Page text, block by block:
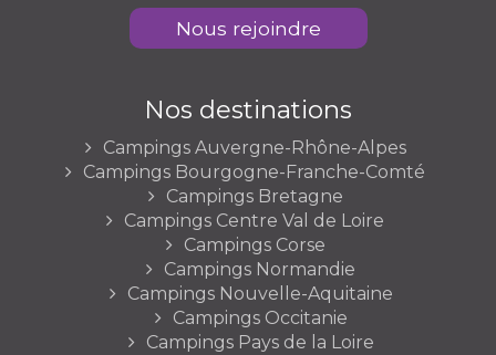
Nous rejoindre
Nos destinations
Campings Auvergne-Rhône-Alpes
Campings Bourgogne-Franche-Comté
Campings Bretagne
Campings Centre Val de Loire
Campings Corse
Campings Normandie
Campings Nouvelle-Aquitaine
Campings Occitanie
Campings Pays de la Loire